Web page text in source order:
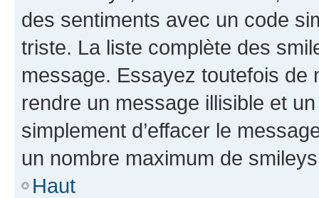
des sentiments avec un code
triste. La liste complète des
message. Essayez toutefois de
rendre un message illisible et
simplement d’effacer le
un nombre maximum de
Haut